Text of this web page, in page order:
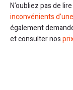
N’oubliez pas de
inconvénients
également
et consulter nos